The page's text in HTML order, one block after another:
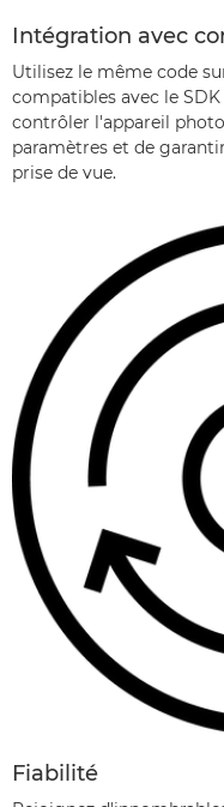
Intégration avec
Utilisez le même code
compatibles avec le
contrôler l'appareil
paramètres et de
prise de vue.
Fiabilité